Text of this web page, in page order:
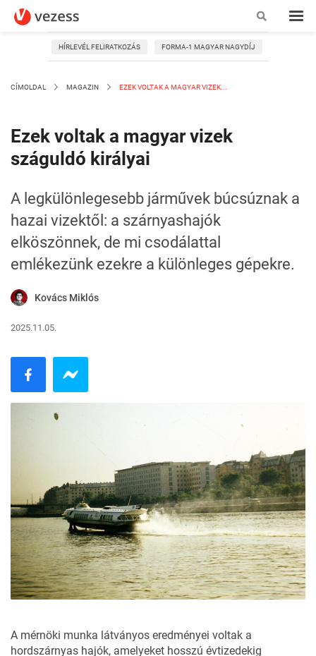
HÍRLEVÉL FELIRATKOZÁS FORMA-1 MAGYAR NAGYDÍJ
CÍMOLDAL MAGAZIN EZEK VOLTAK A MAGYAR VIZEK...
Ezek voltak a magyar vizek
száguldó királyai
A legkülönlegesebb járművek búcsúznak a
hazai vizektől: a szárnyashajók
elköszönnek, de mi csodálattal
emlékezünk ezekre a különleges gépekre.
Kovács Miklós
2025.11.05.
A mérnöki munka látványos eredményei voltak a
hordszárnyas hajók, amelyeket hosszú évtizedekig